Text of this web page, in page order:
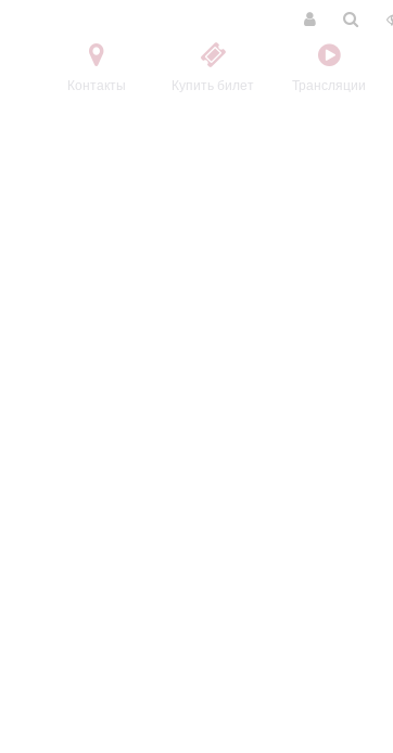
Контакты Купить билет Трансляции